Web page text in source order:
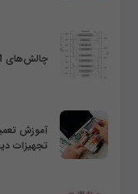
چالش‌های RAM در Workloadهای محاسباتی HPC
آموزش
تجهیزات